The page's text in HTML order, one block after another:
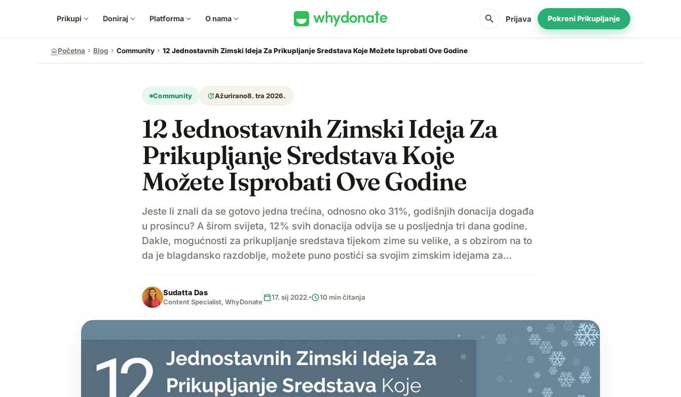
Prikupi expand_more Doniraj expand_more Platforma expand_more O nama expand_more search Prijava Pokreni Prikupljanje
homePočetna chevron_right Blog chevron_right Community chevron_right 12 Jednostavnih Zimski Ideja Za Prikupljanje Sredstava Koje Možete Isprobati Ove Godine
Community updateAžurirano8. tra 2026.
12 Jednostavnih Zimski Ideja Za
Prikupljanje Sredstava Koje
Možete Isprobati Ove Godine
Jeste li znali da se gotovo jedna trećina, odnosno oko 31%, godišnjih donacija događa
u prosincu? A širom svijeta, 12% svih donacija odvija se u posljednja tri dana godine.
Dakle, mogućnosti za prikupljanje sredstava tijekom zime su velike, a s obzirom na to
da je blagdansko razdoblje, možete puno postići sa svojim zimskim idejama za…
Sudatta Das
Content Specialist, WhyDonate calendar_today17. sij 2022. schedule10 min čitanja